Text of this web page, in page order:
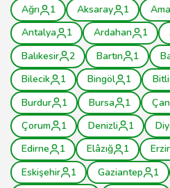
Ağrı
1 Aksaray 1
Antalya
1 Ardahan 1
Balıkesir
2 Bartın 1
Bilecik
1 Bingöl 1
Burdur
1 Bursa 1
Çorum
1 Denizli 1
Edirne
1 Elâzığ 1
Eskişehir
1 Gaziantep 1